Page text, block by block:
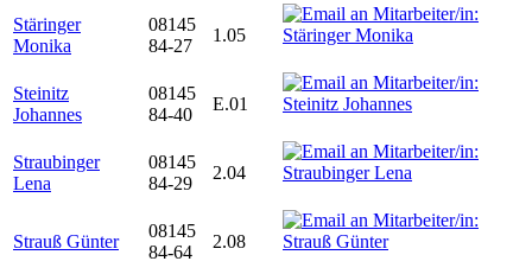
Stäringer
Monika
08145
84-27
1.05
Steinitz
Johannes
08145
84-40
E.01
Straubinger
Lena
08145
84-29
2.04
Strauß Günter
08145
84-64
2.08